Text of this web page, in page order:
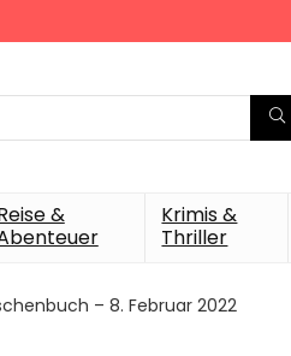
&
Krimis &
Thriller
– 8. Februar 2022